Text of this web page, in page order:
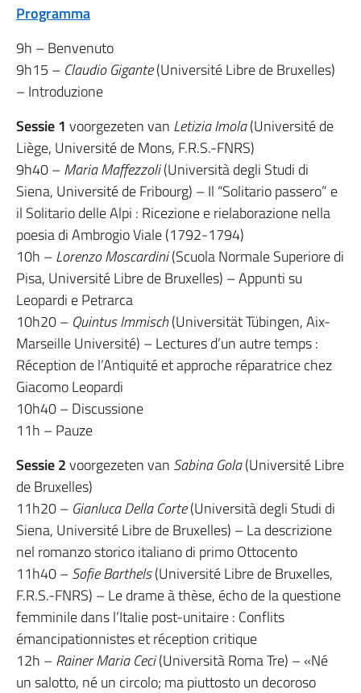
Programma
9h – Benvenuto
9h15 – Claudio Gigante(Université Libre de Bruxelles)
– Introduzione
Sessie 1 voorgezeten van Letizia Imola(Université de
Liège, Université de Mons, F.R.S.-FNRS)
9h40 –Maria Maffezzoli(Università degli Studi di
Siena, Université de Fribourg) – Il “Solitario passero” e
il Solitario delle Alpi : Ricezione e rielaborazione nella
poesia di Ambrogio Viale (1792-1794)
10h –Lorenzo Moscardini(Scuola Normale Superiore di
Pisa, Université Libre de Bruxelles) – Appunti su
Leopardi e Petrarca
10h20 – Quintus Immisch(Universität Tübingen, Aix-
Marseille Université) – Lectures d’un autre temps :
Réception de l’Antiquité et approche réparatrice chez
Giacomo Leopardi
10h40 – Discussione
11h – Pauze
Sessie 2voorgezeten van Sabina Gola(Université Libre
de Bruxelles)
11h20 – Gianluca Della Corte(Università degli Studi di
Siena, Université Libre de Bruxelles) – La descrizione
nel romanzo storico italiano di primo Ottocento
11h40 –Sofie Barthels(Université Libre de Bruxelles,
F.R.S.-FNRS) – Le drame à thèse, écho de la questione
femminile dans l’Italie post-unitaire : Conflits
émancipationnistes et réception critique
12h –Rainer Maria Ceci(Università Roma Tre) – «Né
un salotto, né un circolo; ma piuttosto un decoroso